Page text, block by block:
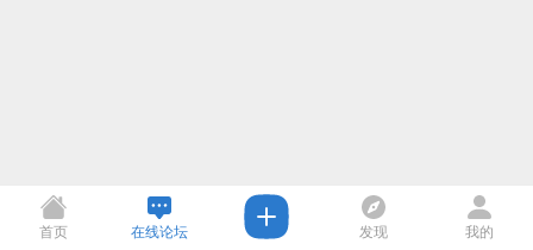
首页 在线论坛 发现 我的